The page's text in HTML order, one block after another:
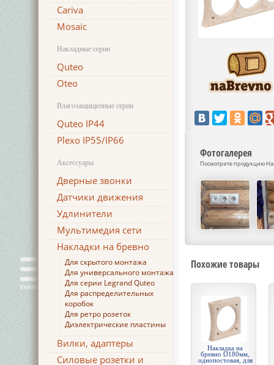
Cariva
Mosaic
Накладные серии
Quteo
Oteo
Влагозащищенные серии
Quteo IP44
Plexo IP55/IP66
Аксессуары
Дверные звонки
Датчики движения
Удлинители
Мультимедия сети
Накладки на бревно
Для скрытого монтажа
Для универсального монтажа
Для серии Legrand Quteo
Для распределительных
коробок
Для ретро розеток
Диэлектрические пластины
Вилки, адаптеры
Силовые розетки и
Фотогалерея
Посмотрите продукцию
Похожие товары
Накладка на
бревно Ø180мм,
однопостовая, для